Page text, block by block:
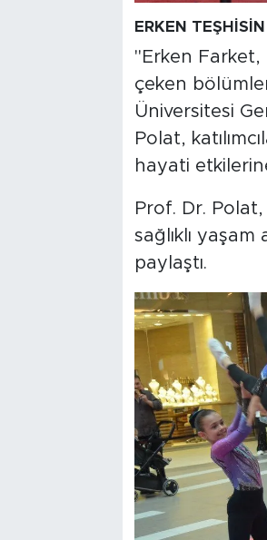
ERKEN
"Erken Farket,
çeken
Üniversitesi
Polat,
hayati
Prof. Dr. Polat,
sağlıklı
paylaştı.